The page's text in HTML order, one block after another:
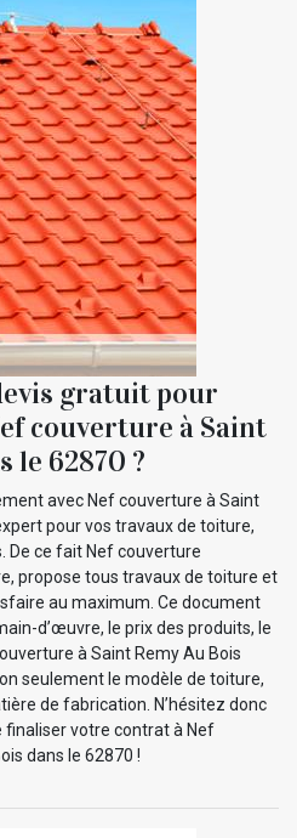
gratuit pour
couverture à Saint
le 62870 ?
avec Nef couverture à Saint
pour vos travaux de toiture,
De ce fait Nef couverture
propose tous travaux de toiture et
au maximum. Ce document
d’œuvre, le prix des produits, le
à Saint Remy Au Bois
seulement le modèle de toiture,
de fabrication. N’hésitez donc
finaliser votre contrat à Nef
dans le 62870 !